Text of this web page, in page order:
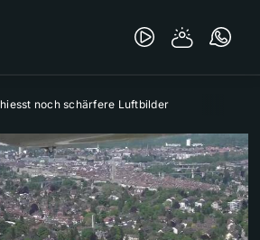
noch schärfere Luftbilder